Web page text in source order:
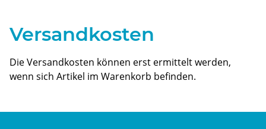
Versandkosten
Die Versandkosten können erst ermittelt werden,
wenn sich Artikel im Warenkorb befinden.